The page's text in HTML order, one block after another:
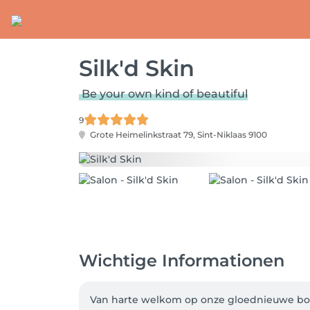
Silk'd Skin
Be your own kind of beautiful
9
Grote Heimelinkstraat 79, Sint-Niklaas 9100
Wichtige Informationen
Van harte welkom op onze gloednieuwe